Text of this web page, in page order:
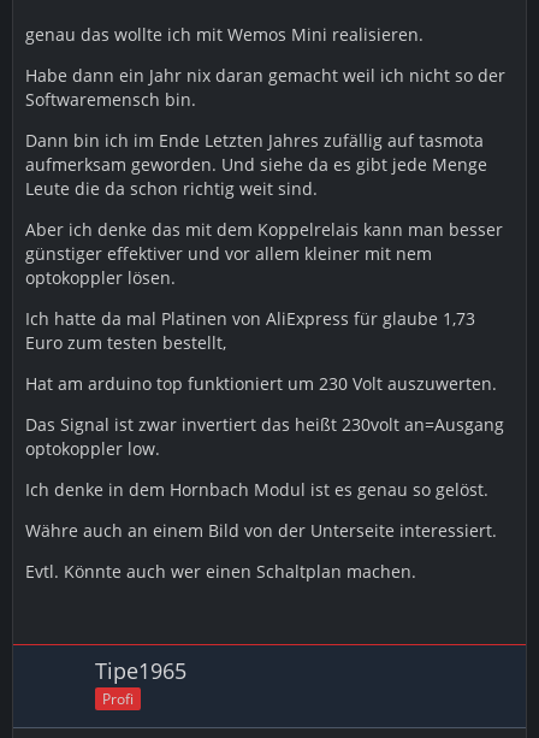
genau das wollte ich mit Wemos Mini realisieren.
Habe dann ein Jahr nix daran gemacht weil ich nicht so der
Softwaremensch bin.
Dann bin ich im Ende Letzten Jahres zufällig auf tasmota
aufmerksam geworden. Und siehe da es gibt jede Menge
Leute die da schon richtig weit sind.
Aber ich denke das mit dem Koppelrelais kann man besser
günstiger effektiver und vor allem kleiner mit nem
optokoppler lösen.
Ich hatte da mal Platinen von AliExpress für glaube 1,73
Euro zum testen bestellt,
Hat am arduino top funktioniert um 230 Volt auszuwerten.
Das Signal ist zwar invertiert das heißt 230volt an=Ausgang
optokoppler low.
Ich denke in dem Hornbach Modul ist es genau so gelöst.
Währe auch an einem Bild von der Unterseite interessiert.
Evtl. Könnte auch wer einen Schaltplan machen.
Tipe1965
Profi